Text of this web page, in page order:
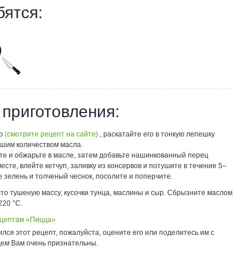
(смотрите рецепт на сайте)
, раскатайте его в тонкую лепешку
количеством масла.
и обжарьте в масле, затем добавьте нашинкованный перец
влейте кетчуп, заливку из консервов и потушите в течение 5–
зелень и толченый чеснок, посолите и поперчите.
тушеную массу, кусочки тунца, маслины и сыр. Сбрызните маслом
°С.
«Пицца»
этот рецепт, пожалуйста, оцените его или поделитесь им с
Вам очень признательны.